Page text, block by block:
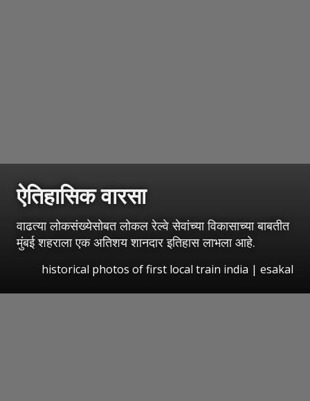
ऐतिहासिक वारसा
वाढत्या लोकसंख्येसोबत लोकल रेल्वे सेवांच्या विकासाच्या बाबतीत
मुंबई शहराला एक अतिशय शानदार इतिहास लाभला आहे.
historical photos of first local train india | esakal